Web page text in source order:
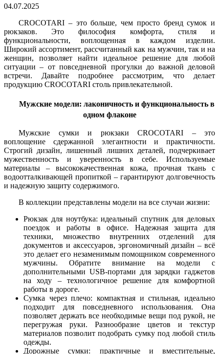
04.07.2025
CROCOTARI – это больше, чем просто бренд сумок и
рюкзаков. Это философия комфорта, стиля и
функциональности, воплощенная в каждом изделии.
Широкий ассортимент, рассчитанный как на мужчин, так и на
женщин, позволяет найти идеальное решение для любой
ситуации – от повседневной прогулки до важной деловой
встречи. Давайте подробнее рассмотрим, что делает
продукцию CROCOTARI столь привлекательной.
Мужские модели: лаконичность и функциональность в
одном флаконе
Мужские сумки и рюкзаки CROCOTARI – это
воплощение сдержанной элегантности и практичности.
Строгий дизайн, лишенный лишних деталей, подчеркивает
мужественность и уверенность в себе. Используемые
материалы – высококачественная кожа, прочная ткань с
водоотталкивающей пропиткой – гарантируют долговечность
и надежную защиту содержимого.
В коллекции представлены модели на все случаи жизни:
Рюкзак для ноутбука: идеальный спутник для деловых
поездок и работы в офисе. Надежная защита для
техники, множество внутренних отделений для
документов и аксессуаров, эргономичный дизайн – всё
это делает его незаменимым помощником современного
мужчины. Обратите внимание на модели с
дополнительными USB-портами для зарядки гаджетов
на ходу – технологичное решение для комфортной
работы в дороге.
Сумка через плечо: компактная и стильная, идеально
подходит для повседневного использования. Она
позволяет держать все необходимые вещи под рукой, не
перегружая руки. Разнообразие цветов и текстур
материалов позволит подобрать сумку под любой стиль
одежды.
Дорожные сумки: практичные и вместительные,